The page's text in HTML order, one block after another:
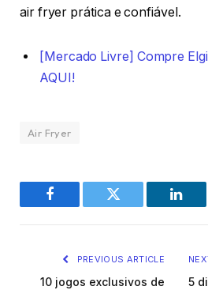
air fryer prática e confiável.
[Mercado Livre] Compre
AQUI!
Air Fryer
Facebook Twitter
PREVIOUS ARTICLE
10 jogos exclusivos de
5